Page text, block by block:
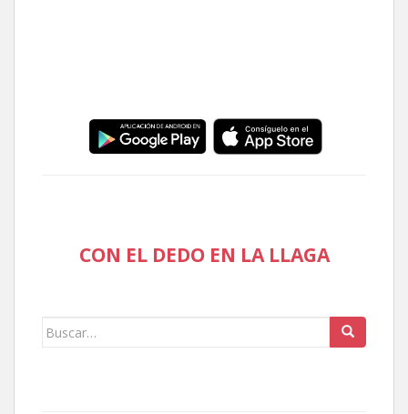
CON EL DEDO EN LA LLAGA
Buscar: